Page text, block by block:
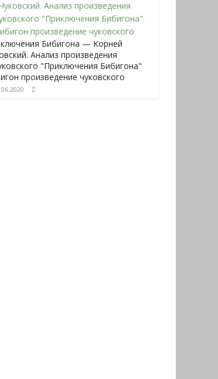
Бибигона — Корней
Анализ произведения
"Приключения Бибигона"
произведение чуковского